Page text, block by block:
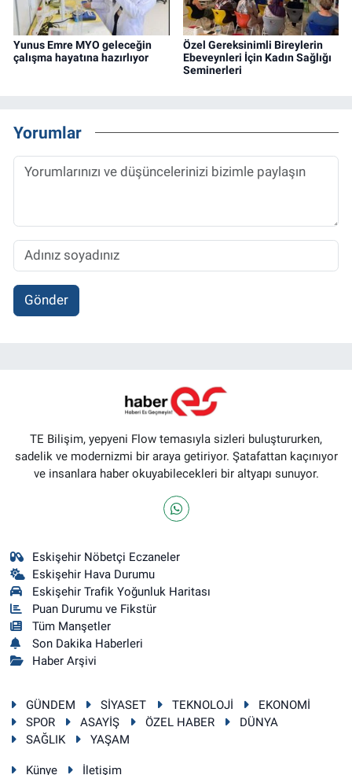
Yunus Emre MYO geleceğin
çalışma hayatına hazırlıyor
Özel Gereksinimli Bireylerin
Ebeveynleri İçin Kadın Sağlığı
Seminerleri
Yorumlar
Gönder
TE Bilişim, yepyeni Flow temasıyla sizleri buluştururken,
sadelik ve modernizmi bir araya getiriyor. Şatafattan kaçınıyor
ve insanlara haber okuyabilecekleri bir altyapı sunuyor.
Eskişehir Nöbetçi Eczaneler
Eskişehir Hava Durumu
Eskişehir Trafik Yoğunluk Haritası
Puan Durumu ve Fikstür
Tüm Manşetler
Son Dakika Haberleri
Haber Arşivi
GÜNDEM SİYASET TEKNOLOJİ
EKONOMİ
SPOR
ASAYİŞ ÖZEL HABER
DÜNYA
SAĞLIK
YAŞAM
Künye İletişim